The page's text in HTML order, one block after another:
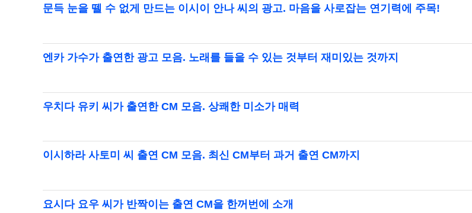
문득 눈을 뗄 수 없게 만드는 이시이 안나 씨의 광고. 마음을 사로잡는 연기력에 주목!
엔카 가수가 출연한 광고 모음. 노래를 들을 수 있는 것부터 재미있는 것까지
우치다 유키 씨가 출연한 CM 모음. 상쾌한 미소가 매력
이시하라 사토미 씨 출연 CM 모음. 최신 CM부터 과거 출연 CM까지
요시다 요우 씨가 반짝이는 출연 CM을 한꺼번에 소개